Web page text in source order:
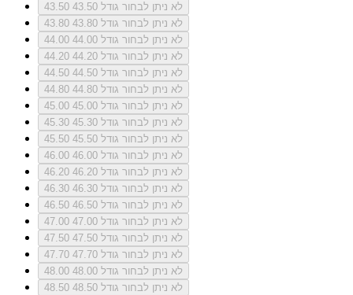
43.50
לא ניתן לבחור גודל 43.50
43.80
לא ניתן לבחור גודל 43.80
44.00
לא ניתן לבחור גודל 44.00
44.20
לא ניתן לבחור גודל 44.20
44.50
לא ניתן לבחור גודל 44.50
44.80
לא ניתן לבחור גודל 44.80
45.00
לא ניתן לבחור גודל 45.00
45.30
לא ניתן לבחור גודל 45.30
45.50
לא ניתן לבחור גודל 45.50
46.00
לא ניתן לבחור גודל 46.00
46.20
לא ניתן לבחור גודל 46.20
46.30
לא ניתן לבחור גודל 46.30
46.50
לא ניתן לבחור גודל 46.50
47.00
לא ניתן לבחור גודל 47.00
47.50
לא ניתן לבחור גודל 47.50
47.70
לא ניתן לבחור גודל 47.70
48.00
לא ניתן לבחור גודל 48.00
48.50
לא ניתן לבחור גודל 48.50